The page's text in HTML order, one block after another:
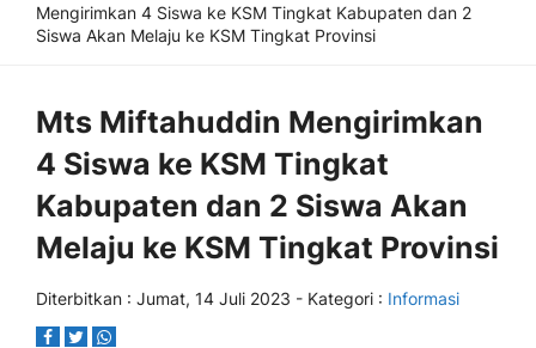
Mengirimkan 4 Siswa ke KSM Tingkat Kabupaten dan 2
Siswa Akan Melaju ke KSM Tingkat Provinsi
Mts Miftahuddin Mengirimkan
4 Siswa ke KSM Tingkat
Kabupaten dan 2 Siswa Akan
Melaju ke KSM Tingkat Provinsi
Diterbitkan : Jumat, 14 Juli 2023 - Kategori : Informasi